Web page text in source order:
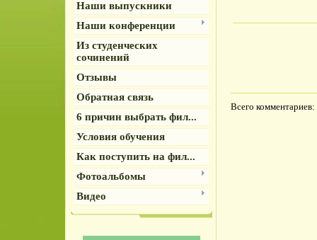
Наши выпускники
Наши конференции
Из студенческих
сочинений
Отзывы
Обратная связь
6 причин выбрать фил...
Условия обучения
Как поступить на фил...
Фотоальбомы
Видео
Всего комментариев: